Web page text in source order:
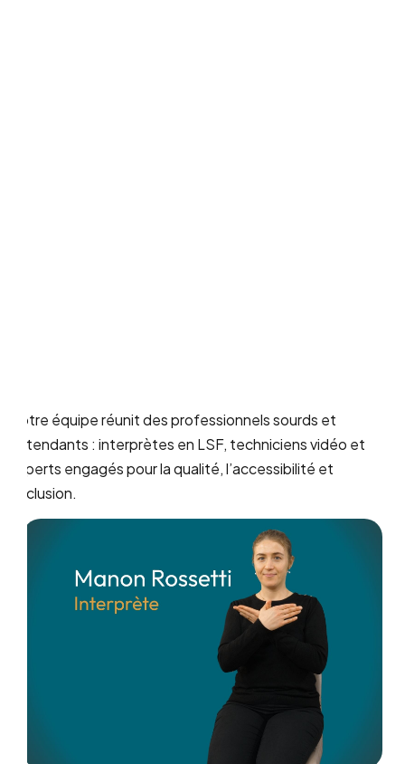
Notre équipe réunit des professionnels sourds et
entendants : interprètes en LSF, techniciens vidéo et
experts engagés pour la qualité, l’accessibilité et
l’inclusion.